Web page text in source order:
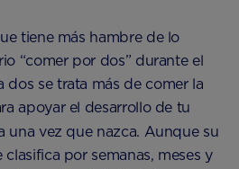
tiene más hambre de lo
“comer por dos” durante el
dos se trata más de comer la
apoyar el desarrollo de tu
una vez que nazca. Aunque su
por semanas, meses y